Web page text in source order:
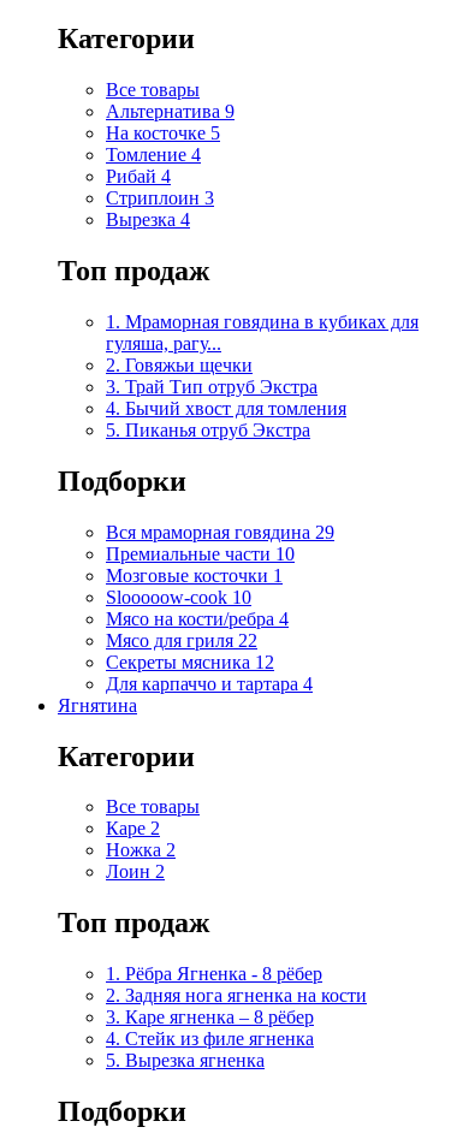
Категории
Все товары
Альтернатива 9
На косточке 5
Томление 4
Рибай 4
Стриплоин 3
Вырезка 4
Топ продаж
1. Мраморная говядина в кубиках для
гуляша, рагу...
2. Говяжьи щечки
3. Трай Тип отруб Экстра
4. Бычий хвост для томления
5. Пиканья отруб Экстра
Подборки
Вся мраморная говядина 29
Премиальные части 10
Мозговые косточки 1
Slooooow-cook 10
Мясо на кости/ребра 4
Мясо для гриля 22
Секреты мясника 12
Для карпаччо и тартара 4
Ягнятина
Категории
Все товары
Каре 2
Ножка 2
Лоин 2
Топ продаж
1. Рёбра Ягненка - 8 рёбер
2. Задняя нога ягненка на кости
3. Каре ягненка – 8 рёбер
4. Стейк из филе ягненка
5. Вырезка ягненка
Подборки